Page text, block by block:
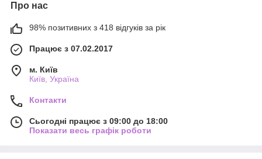
Про нас
98% позитивних з 418 відгуків за рік
Працює з 07.02.2017
м. Київ
Київ, Україна
Контакти
Сьогодні працює з 09:00 до 18:00
Показати весь графік роботи